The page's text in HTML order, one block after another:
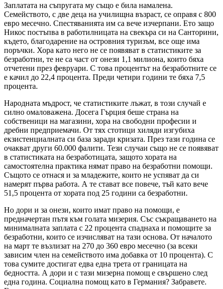
Заплатата на съпругата му също е била намалена.
Семейството, с две деца на училищна възраст, се оправя с 800
евро месечно. Спестяванията им са вече изчерпани. Ето защо
Никос постъпва в работилницата на свекъра си на Санторини,
където, благодарение на островния туризъм, все още има
поръчки. Хора като него не се появяват в статистиките за
безработни, те не са част от онези 1,1 милиона, които бяха
отчетени през февруари. С това процентът на безработните се
е качил до 22,4 процента. Преди четири години те бяха 7,5
процента.
Народната мъдрост, че статистиките лъжат, в този случай е
силно омаловажена. Досега Гърция беше страна на
собственици на магазини, хора на свободни професии и
дребни предприемачи. От тях стотици хиляди изгубиха
екзистенциалната си база заради кризата. През тази година се
очакват други 60.000 фалити. Тези случаи също не се появяват
в статистиката на безработицата, защото хората на
самостоятелна практика нямат право на безработни помощи.
Същото се отнася и за младежите, които не успяват да си
намерят първа работа. А те стават все повече, тъй като вече
51,5 процента от хората под 25 години са безработни.
Но дори и за онези, които имат право на помощи, е
предначертан пътя към голата мизерия. Със съкращаването на
минималната заплата с 22 процента спаднаха и помощите за
безработни, които се изчисляват на тази основа. От началото
на март те възлизат на 270 до 360 евро месечно (за всеки
зависим член на семейството има добавка от 10 процента). С
това сумите достигат едва една трета от границата на
бедността. А дори и с тази мизерна помощ е свършено след
една година. Социална помощ като в Германия? Забравете.